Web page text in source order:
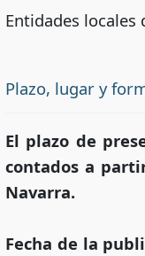
Entidades
Plazo, lugar y
El plazo de
contados a
Navarra.
Fecha de la